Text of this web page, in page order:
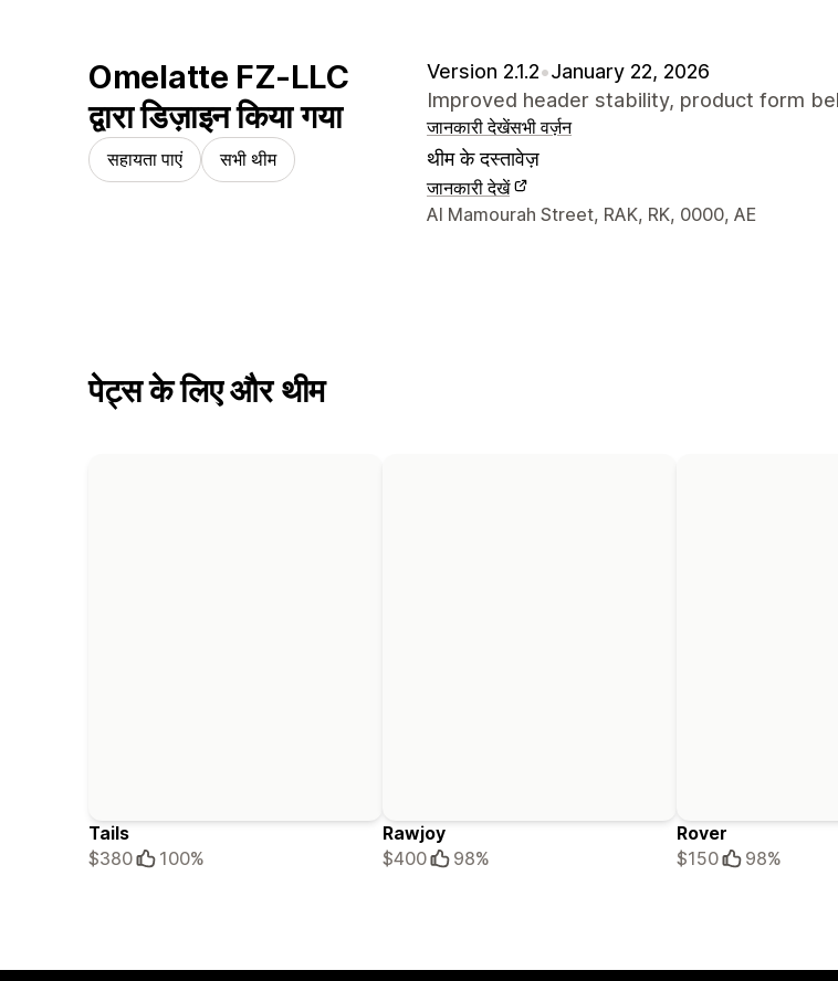
Omelatte FZ-LLC
द्वारा डिज़ाइन किया गया
सहायता पाएं सभी थीम
Version 2.1.2•January 22, 2026
Improved header stability, product form
जानकारी देखेंसभी वर्ज़न
थीम के दस्तावेज़
जानकारी देखें
डिज़ाइनर के संपर्क की जानकारी
Al Mamourah Street, RAK, RK, 0000, AE
पेट्स के लिए और थीम
Tails
$380
100%
Rawjoy
$400
98%
Rover
$150
98%